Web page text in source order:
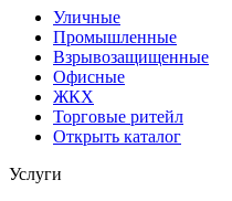
Уличные
Промышленные
Взрывозащищенные
Офисные
ЖКХ
Торговые ритейл
Открыть каталог
Услуги